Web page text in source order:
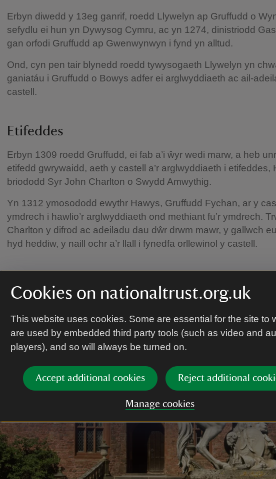
Cookies on nationaltrust.org.uk
This website uses cookies. Some are essential for the site to
are used by embedded third party tools (such as video and
players), and so will always be turned on.
Accept additional cookies Reject additional
Manage cookies
Erbyn diwedd y 13eg ganrif, roedd Llywelyn ap Gruffudd o
sefydlu ei hun yn Dywysog Cymru, ac yn 1274, dinistriodd
gan orfodi Gruffudd ap Gwenwynwyn i fynd yn alltud.
Ond, cyn pen tair blynedd roedd tywysogaeth Llywelyn yn
ganiatáu i Gruffudd o Bowys adfer ei arglwyddiaeth ac ail-
castell.
Etifeddes
Erbyn 1309 roedd Gruffudd, ei fab a’i ŵyr wedi marw, a heb
etifedd gwrywaidd, aeth y castell a’r arglwyddiaeth i etifeddes,
briododd Syr John Charlton o Swydd Amwythig.
Yn 1312 ymosododd ewythr Hawys, Gruffudd Fychan, ar y
ymdrech i hawlio’r arglwyddiaeth ond methiant fu’r ymdrech.
Charlton y difrod ac adeiladu dau dŵr drwm mawr, y gallwch
hyd heddiw, y naill ochr a’r llall i fynedfa orllewinol y castell.